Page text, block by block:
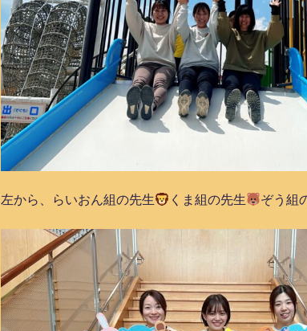
左から、らいおん組の先生 くま組の先生 ぞう組